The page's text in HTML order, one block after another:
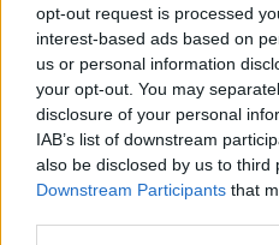
opt-out request is processed
interest-based ads based on
us or personal information
your opt-out. You may
disclosure of your personal
IAB’s list of downstream
also be disclosed by us to third
Downstream Participants that
Αθλητισμός |04.01.2023
Super League:
Τρίπολης στο
Μάντζιου